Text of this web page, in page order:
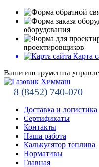
оборудования
проектировщиков
Карта
Ваши инструменты
8 (8452) 740-070
Доставка и логистика
Сертификаты
Контакты
Наша работа
Калькулятор топлива
Нормативы
Главная